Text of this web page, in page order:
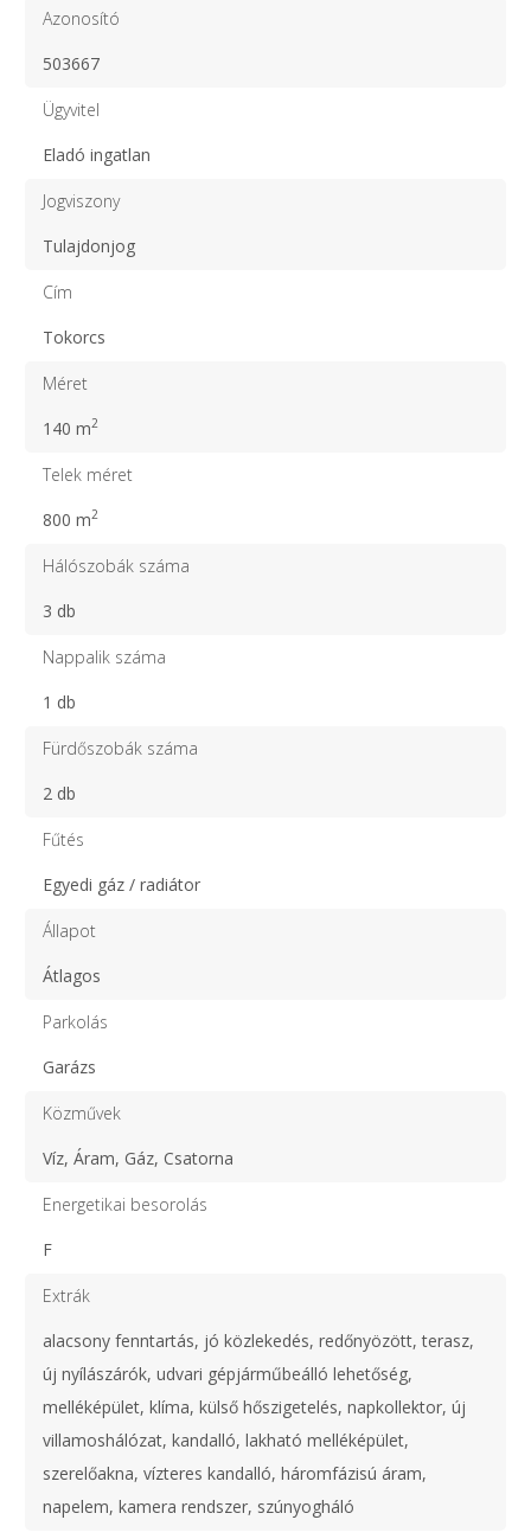
Azonosító
503667
Ügyvitel
Eladó ingatlan
Jogviszony
Tulajdonjog
Cím
Tokorcs
Méret
140 m2
Telek méret
800 m2
Hálószobák száma
3 db
Nappalik száma
1 db
Fürdőszobák száma
2 db
Fűtés
Egyedi gáz / radiátor
Állapot
Átlagos
Parkolás
Garázs
Közművek
Víz, Áram, Gáz, Csatorna
Energetikai besorolás
F
Extrák
alacsony fenntartás, jó közlekedés, redőnyözött, terasz,
új nyílászárók, udvari gépjárműbeálló lehetőség,
melléképület, klíma, külső hőszigetelés, napkollektor, új
villamoshálózat, kandalló, lakható melléképület,
szerelőakna, vízteres kandalló, háromfázisú áram,
napelem, kamera rendszer, szúnyogháló